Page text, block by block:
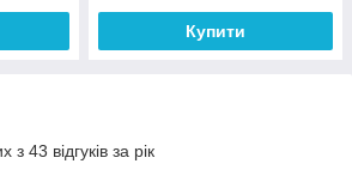
Купити
43 відгуків за рік